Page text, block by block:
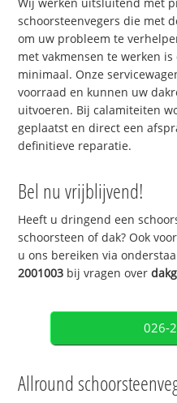
schoorsteenvegers die met
om uw probleem te
met vakmensen te werken
minimaal. Onze
voorraad en kunnen uw
uitvoeren. Bij calamiteiten
geplaatst en direct een
definitieve reparatie.
Bel nu vrijblijvend!
Heeft u dringend een
schoorsteen of dak? Ook
u ons bereiken via
2001003 bij vragen over
026-
Allround